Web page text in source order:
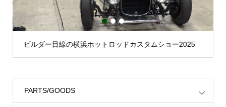
ッドカスタムショー2025 横浜ホットロッドカスタムショー
1 2 3
PARTS/GOODS